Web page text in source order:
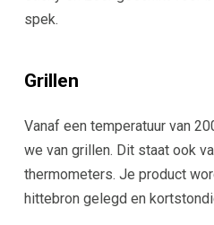
spek.
Grillen
Vanaf een temperatuur van
we van grillen. Dit staat ook
thermometers. Je product
hittebron gelegd en